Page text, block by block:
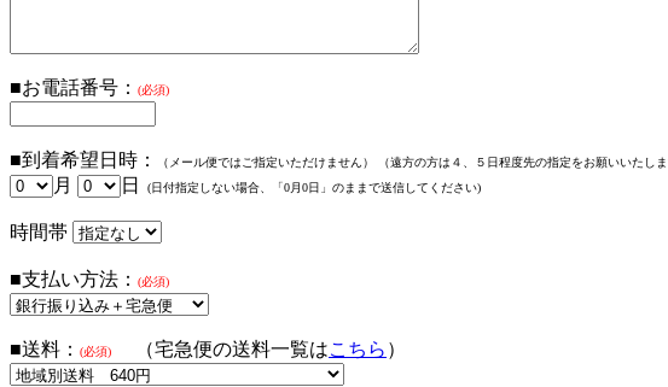
■お電話番号： (必須)
■到着希望日時： （メール便ではご指定いただけません） （遠方の方は４、５日程度先の指定をお願いいたしま
月 日 (日付指定しない場合、「0月0日」のままで送信してください)
時間帯
■支払い方法： (必須)
■送料： (必須) （宅急便の送料一覧はこちら ）